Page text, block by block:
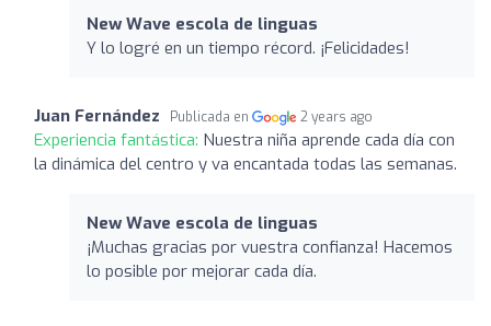
New Wave escola de linguas
Y lo logré en un tiempo récord. ¡Felicidades!
Juan Fernández Publicada en 2 years ago
Experiencia fantástica: Nuestra niña aprende cada día con
la dinámica del centro y va encantada todas las semanas.
New Wave escola de linguas
¡Muchas gracias por vuestra confianza! Hacemos
lo posible por mejorar cada día.